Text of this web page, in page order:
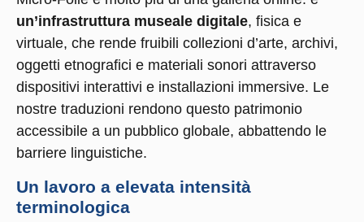
un’infrastruttura museale digitale, fisica e
virtuale, che rende fruibili collezioni d’arte, archivi,
oggetti etnografici e materiali sonori attraverso
dispositivi interattivi e installazioni immersive. Le
nostre traduzioni rendono questo patrimonio
accessibile a un pubblico globale, abbattendo le
barriere linguistiche.
Un lavoro a elevata intensità
terminologica